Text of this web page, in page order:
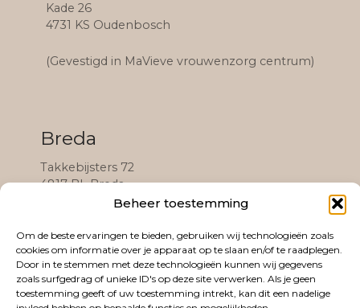
Beheer toestemming
Om de beste ervaringen te bieden, gebruiken wij technologieën zoals
cookies om informatie over je apparaat op te slaan en/of te raadplegen.
Door in te stemmen met deze technologieën kunnen wij gegevens
zoals surfgedrag of unieke ID's op deze site verwerken. Als je geen
toestemming geeft of uw toestemming intrekt, kan dit een nadelige
Kade 26
4731 KS Oudenbosch
(Gevestigd in MaVieve vrouwenzorg centrum)
Breda
Takkebijsters 72
4817 BL Breda
complex)